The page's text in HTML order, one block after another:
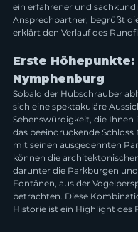
ein erfahrener und
Ansprechpartner, begrüßt
erklärt den Verlauf des
Erste Höhepunkte:
Nymphenburg
Sobald der Hubschrauber
sich eine spektakuläre
Sehenswürdigkeit, die Ihnen
das beeindruckende
mit seinen ausgedehnten
können die
darunter die Parkburgen
Fontänen, aus der
betrachten. Diese
Historie ist ein Highlight des